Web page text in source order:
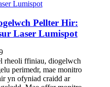
Pellter Hir:
Laser Lumispot
rheoli ffiniau, diogelwch
perimedr, mae monitro
yn ofyniad craidd ar